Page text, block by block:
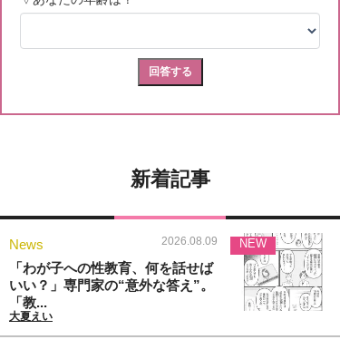
新着記事
News 2026.08.09
「わが子への性教育、何を話せば
いい？」専門家の“意外な答え”。
「教...
大夏えい
NEW